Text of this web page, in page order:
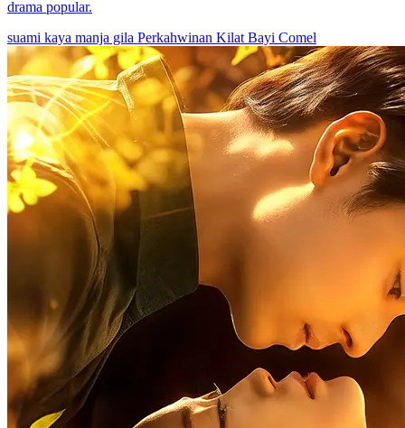
drama popular.
suami kaya manja gila Perkahwinan Kilat Bayi Comel